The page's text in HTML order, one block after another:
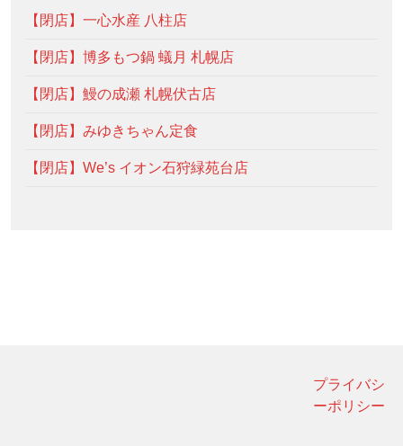
【閉店】一心水産 八柱店
【閉店】博多もつ鍋 蟻月 札幌店
【閉店】鰻の成瀬 札幌伏古店
【閉店】みゆきちゃん定食
【閉店】We’s イオン石狩緑苑台店
プライバシ
ーポリシー